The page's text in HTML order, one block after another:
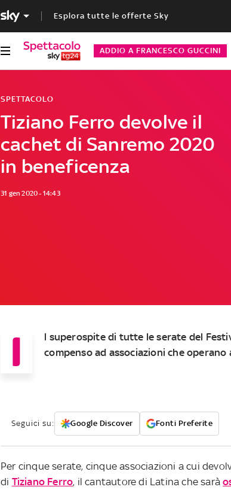
Esplora tutte le offerte Sky
ADDIO A FRANCESCO GUCCINI
Tiziano Ferro devolve il
cachet di Sanremo 2020
in beneficenza
SPETTACOLO
31 gen 2020 - 14:43
I
l superospite di tutte le serate del
compenso ad associazioni che
Seguici su: Google Discover Fonti Preferite
Per cinque serate, cinque associazioni a cui
di Tiziano Ferro, il cantautore di Latina che sarà